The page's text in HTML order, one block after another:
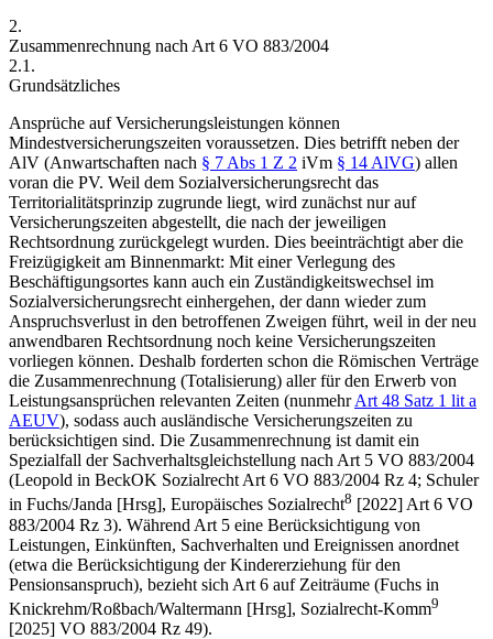
2.
Zusammenrechnung nach Art 6 VO 883/2004
2.1.
Grundsätzliches
Ansprüche auf Versicherungsleistungen können
Mindestversicherungszeiten voraussetzen. Dies betrifft neben der
AlV (Anwartschaften nach § 7 Abs 1 Z 2 iVm § 14 AlVG) allen
voran die PV. Weil dem Sozialversicherungsrecht das
Territorialitätsprinzip zugrunde liegt, wird zunächst nur auf
Versicherungszeiten abgestellt, die nach der jeweiligen
Rechtsordnung zurückgelegt wurden. Dies beeinträchtigt aber die
Freizügigkeit am Binnenmarkt: Mit einer Verlegung des
Beschäftigungsortes kann auch ein Zuständigkeitswechsel im
Sozialversicherungsrecht einhergehen, der dann wieder zum
Anspruchsverlust in den betroffenen Zweigen führt, weil in der neu
anwendbaren Rechtsordnung noch keine Versicherungszeiten
vorliegen können. Deshalb forderten schon die Römischen Verträge
die Zusammenrechnung (Totalisierung) aller für den Erwerb von
Leistungsansprüchen relevanten Zeiten (nunmehrArt 48 Satz 1 lit a
AEUV), sodass auch ausländische Versicherungszeiten zu
berücksichtigen sind. Die Zusammenrechnung ist damit ein
Spezialfall der Sachverhaltsgleichstellung nach Art 5 VO 883/2004
(Leopold in BeckOK Sozialrecht Art 6 VO 883/2004 Rz 4; Schuler
in Fuchs/Janda [Hrsg], Europäisches Sozialrecht8 [2022] Art 6 VO
883/2004 Rz 3). Während Art 5 eine Berücksichtigung von
Leistungen, Einkünften, Sachverhalten und Ereignissen anordnet
(etwa die Berücksichtigung der Kindererziehung für den
Pensionsanspruch), bezieht sich Art 6 auf Zeiträume (Fuchs in
Knickrehm/Roßbach/Waltermann [Hrsg], Sozialrecht-Komm9
[2025] VO 883/2004 Rz 49).